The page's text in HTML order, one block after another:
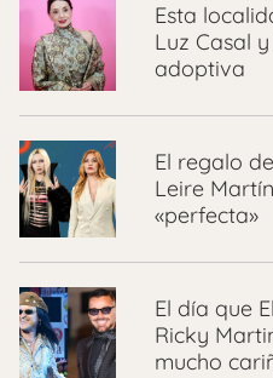
Esta
Luz Casal
adoptiva
El regalo
Leire
«perfecta»
El día que
Ricky
mucho